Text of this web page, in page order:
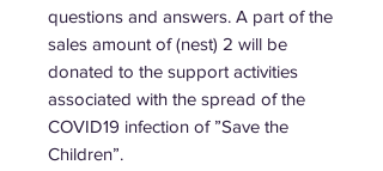
questions and answers. A part of the
sales amount of (nest) 2 will be
donated to the support activities
associated with the spread of the
COVID19 infection of ”Save the
Children”.